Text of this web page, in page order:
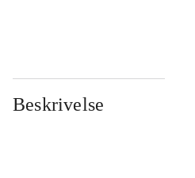
Beskrivelse